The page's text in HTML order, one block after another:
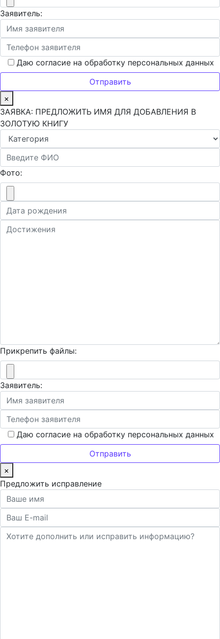
Заявитель:
Даю согласие на обработку персональных данных
×
ЗАЯВКА: ПРЕДЛОЖИТЬ ИМЯ ДЛЯ ДОБАВЛЕНИЯ В
ЗОЛОТУЮ КНИГУ
Фото:
Прикрепить файлы:
Заявитель:
Даю согласие на обработку персональных данных
×
Предложить исправление